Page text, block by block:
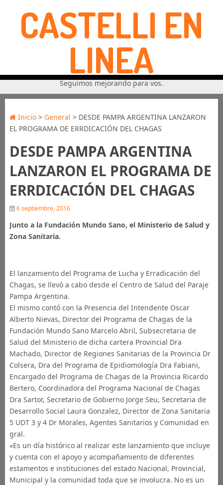
CASTELLI EN
LINEA
Seguimos mejorando para vos.
Inicio> General > DESDE PAMPA ARGENTINA LANZARON
EL PROGRAMA DE ERRDICACIÓN DEL CHAGAS
DESDE PAMPA ARGENTINA
LANZARON EL PROGRAMA DE
ERRDICACIÓN DEL CHAGAS
6 septiembre, 2016
Junto a la Fundación Mundo Sano, el Ministerio de Salud y
Zona Sanitaria.
El lanzamiento del Programa de Lucha y Erradicación del
Chagas, se llevó a cabo desde el Centro de Salud del Paraje
Pampa Argentina.
El mismo contó con la Presencia del Intendente Oscar
Alberto Nievas, Director del Programa de Chagas de la
Fundación Mundo Sano Marcelo Abril, Subsecretaria de
Salud del Ministerio de dicha cartera Provincial Dra
Machado, Director de Regiones Sanitarias de la Provincia Dr
Colsera, Dra del Programa de Epidiomología Dra Fabiani,
Encargado del Programa de Chagas de la Provincia Ricardo
Bertero, Coordinadora del Programa Nacional de Chagas
Dra Sartor, Secretario de Gobierno Jorge Seu, Secretaria de
Desarrollo Social Laura Gonzalez, Director de Zona Sanitaria
5 UDT 3 y 4 Dr Morales, Agentes Sanitarios y Comunidad en
gral.
«Es un día histórico al realizar este lanzamiento que incluye
y cuenta con el apoyo y acompañamiento de diferentes
estamentos e instituciones del estado Nacional, Provincial,
Municipal y la comunidad toda que se involucra. No es un